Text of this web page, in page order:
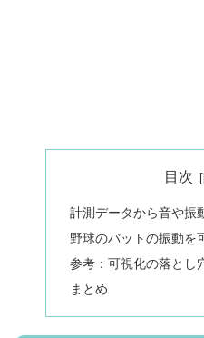
目次
計測データから音や振
野球のバットの振動を
参考：可視化の落とし
まとめ